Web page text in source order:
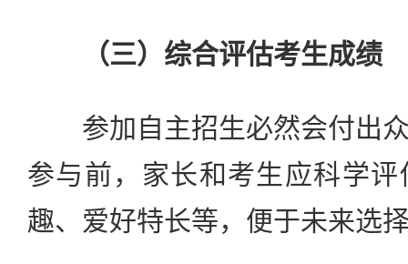
（三）综合评估考生成绩
参加自主招生必然会付出众
参与前，家长和考生应科学
趣、爱好特长等，便于未来选